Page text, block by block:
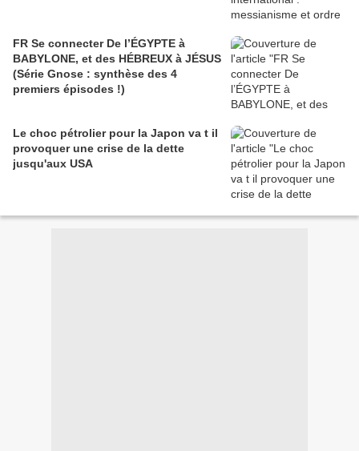
FR Se connecter De l’ÉGYPTE à
BABYLONE, et des HÉBREUX à JÉSUS
(Série Gnose : synthèse des 4
premiers épisodes !)
Le choc pétrolier pour la Japon va t il
provoquer une crise de la dette
jusqu'aux USA